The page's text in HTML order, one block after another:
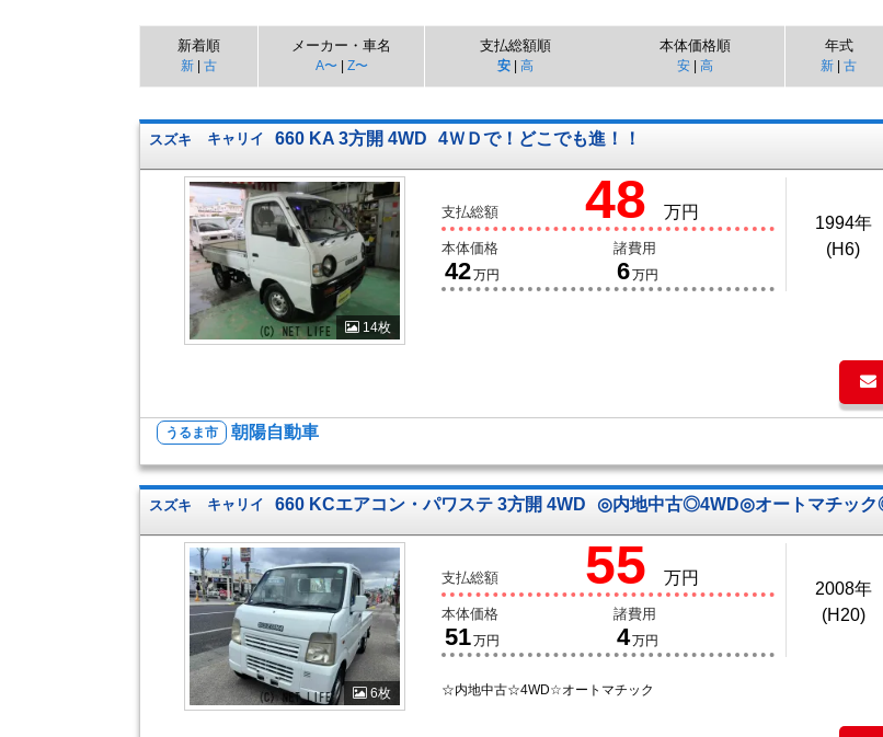
新着順
新 | 古
メーカー・車名
A〜| Z〜
支払総額順
安| 高
本体価格順
安| 高
年式
新 | 古
スズキ キャリイ 660 KA 3方開 4WD 4ＷＤで！どこでも進！！
14枚
支払総額 48 万円
本体価格
42万円
諸費用
6万円
1994年
(H6)
うるま市 朝陽自動車
スズキ キャリイ 660 KCエアコン・パワステ 3方開 4WD ◎内地中古◎4WD◎オートマチック
6枚
支払総額 55 万円
本体価格
51万円
諸費用
4万円
2008年
(H20)
☆内地中古☆4WD☆オートマチック